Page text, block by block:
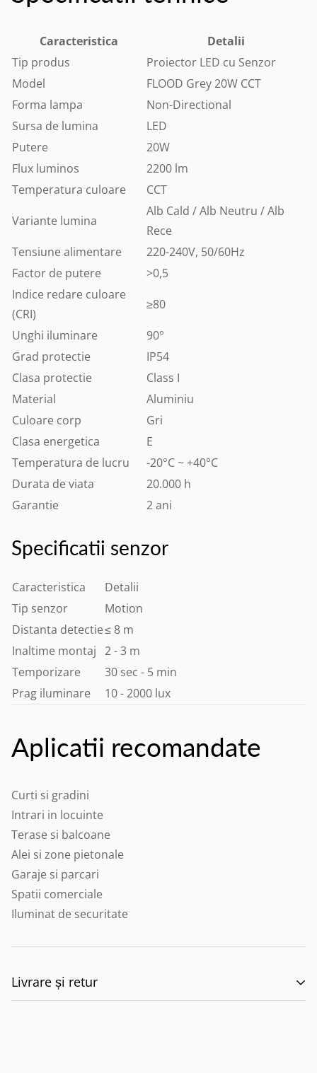
Caracteristica
Detalii
Tip produs
Proiector LED cu Senzor
Model
FLOOD Grey 20W CCT
Forma lampa
Non-Directional
Sursa de lumina
LED
Putere
20W
Flux luminos
2200 lm
Temperatura culoare
CCT
Variante lumina
Alb Cald / Alb Neutru / Alb
Rece
Tensiune alimentare
220-240V, 50/60Hz
Factor de putere
>0,5
Indice redare culoare
(CRI)
≥80
Unghi iluminare
90°
Grad protectie
IP54
Clasa protectie
Class I
Material
Aluminiu
Culoare corp
Gri
Clasa energetica
E
Temperatura de lucru
-20°C ~ +40°C
Durata de viata
20.000 h
Garantie
2 ani
Specificatii senzor
Caracteristica
Detalii
Tip senzor
Motion
Distanta detectie≤ 8 m
Inaltime montaj 2 - 3 m
Temporizare
30 sec - 5 min
Prag iluminare
10 - 2000 lux
Aplicatii recomandate
Curti si gradini
Intrari in locuinte
Terase si balcoane
Alei si zone pietonale
Garaje si parcari
Spatii comerciale
Iluminat de securitate
Livrare și retur